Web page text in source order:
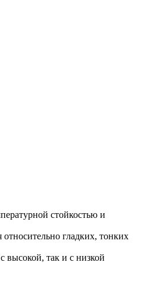
стойкостью и
гладких, тонких
высокой, так и с низкой